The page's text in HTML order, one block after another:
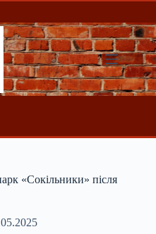
«Сокільники» після